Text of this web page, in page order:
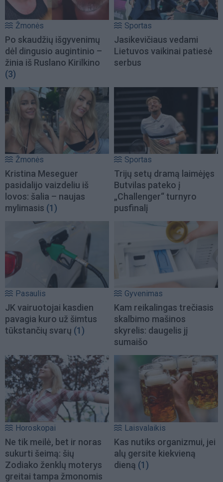
Žmonės
Po skaudžių išgyvenimų
dėl dingusio augintinio –
žinia iš Ruslano Kirilkino
(3)
Sportas
Jasikevičiaus vedami
Lietuvos vaikinai patiesė
serbus
Žmonės
Kristina Meseguer
pasidalijo vaizdeliu iš
lovos: šalia – naujas
mylimasis (1)
Sportas
Trijų setų dramą laimėjęs
Butvilas pateko į
„Challenger“ turnyro
pusfinalį
Pasaulis
JK vairuotojai kasdien
pavagia kuro už šimtus
tūkstančių svarų (1)
Gyvenimas
Kam reikalingas trečiasis
skalbimo mašinos
skyrelis: daugelis jį
sumaišo
Horoskopai
Ne tik meilė, bet ir noras
sukurti šeimą: šių
Zodiako ženklų moterys
greitai tampa žmonomis
Laisvalaikis
Kas nutiks organizmui, jei
alų gersite kiekvieną
dieną (1)